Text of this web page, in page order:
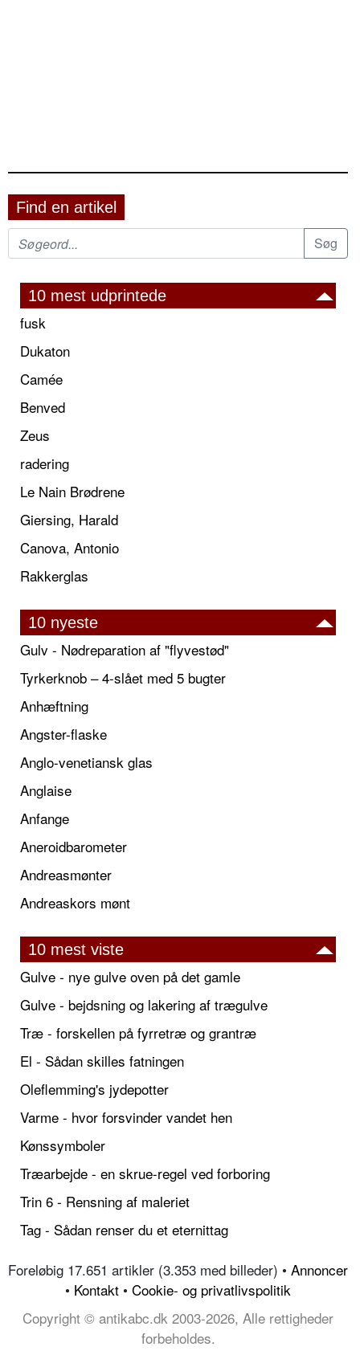
Find en artikel
10 mest udprintede
fusk
Dukaton
Camée
Benved
Zeus
radering
Le Nain Brødrene
Giersing, Harald
Canova, Antonio
Rakkerglas
10 nyeste
Gulv - Nødreparation af "flyvestød"
Tyrkerknob – 4-slået med 5 bugter
Anhæftning
Angster-flaske
Anglo-venetiansk glas
Anglaise
Anfange
Aneroidbarometer
Andreasmønter
Andreaskors mønt
10 mest viste
Gulve - nye gulve oven på det gamle
Gulve - bejdsning og lakering af trægulve
Træ - forskellen på fyrretræ og grantræ
El - Sådan skilles fatningen
Oleflemming's jydepotter
Varme - hvor forsvinder vandet hen
Kønssymboler
Træarbejde - en skrue-regel ved forboring
Trin 6 - Rensning af maleriet
Tag - Sådan renser du et eternittag
Foreløbig 17.651 artikler (3.353 med billeder) • Annoncer
• Kontakt • Cookie- og privatlivspolitik
Copyright © antikabc.dk 2003-2026, Alle rettigheder
forbeholdes.